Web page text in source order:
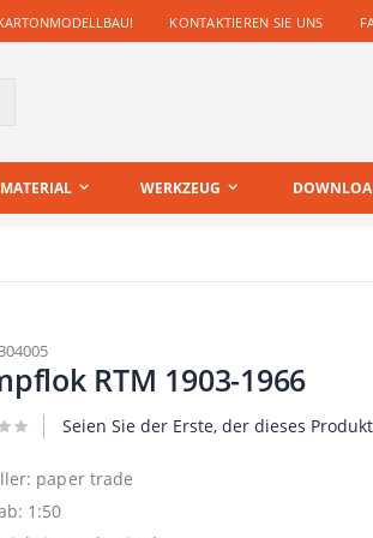
KONTAKTIEREN SIE UNS
MATERIAL WERKZEUG
RTM 1903-1966
Seien Sie der Erste, der dieses
paper trade
1:50